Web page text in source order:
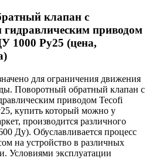
клапан с
гидравлическим приводом
1000 Py25 (цена,
для ограничения движения
Поворотный обратный клапан с
приводом Tecofi
купить который можно у
производится различного
Ду). Обуславливается процесс
на устройство в различных
Условиями эксплуатации